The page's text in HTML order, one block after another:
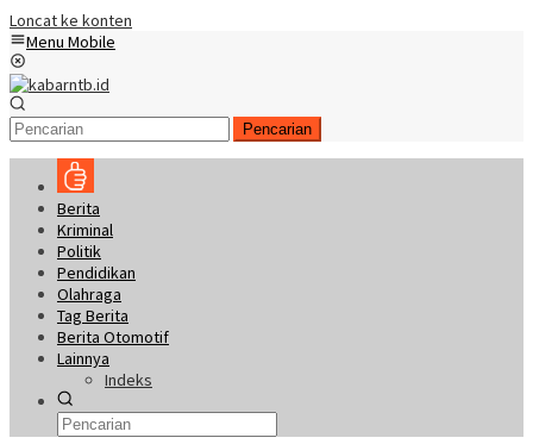
Loncat ke konten
Menu Mobile
Pencarian
Berita
Kriminal
Politik
Pendidikan
Olahraga
Tag Berita
Berita Otomotif
Lainnya
Indeks